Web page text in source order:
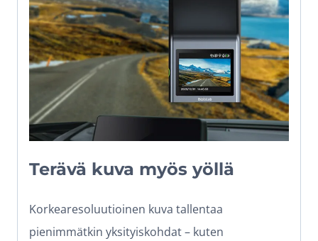
Terävä kuva myös yöllä
Korkearesoluutioinen kuva tallentaa
pienimmätkin yksityiskohdat – kuten